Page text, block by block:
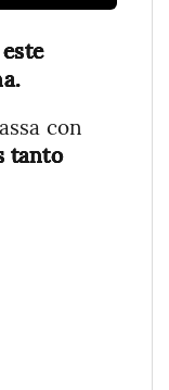
con
tanto